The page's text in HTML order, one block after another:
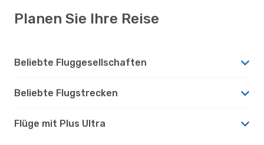
Planen Sie Ihre Reise
Beliebte Fluggesellschaften
Beliebte Flugstrecken
Flüge mit Plus Ultra